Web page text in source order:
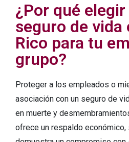
¿Por qué
seguro de vida
Rico para tu
grupo?
Proteger a los empleados o
asociación con un seguro de
en muerte y
ofrece un respaldo económico,